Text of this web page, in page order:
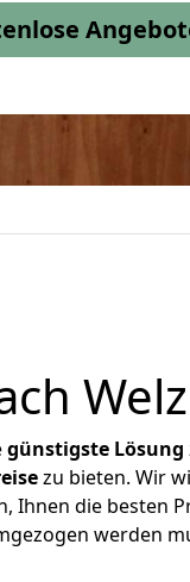
günstigste Lösung
zu bieten. Wir
Ihnen die besten
werden